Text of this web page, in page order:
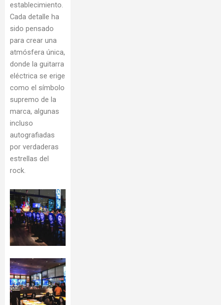
establecimiento.
Cada detalle ha
sido pensado
para crear una
atmósfera única,
donde la guitarra
eléctrica se erige
como el símbolo
supremo de la
marca, algunas
incluso
autografiadas
por verdaderas
estrellas del
rock.